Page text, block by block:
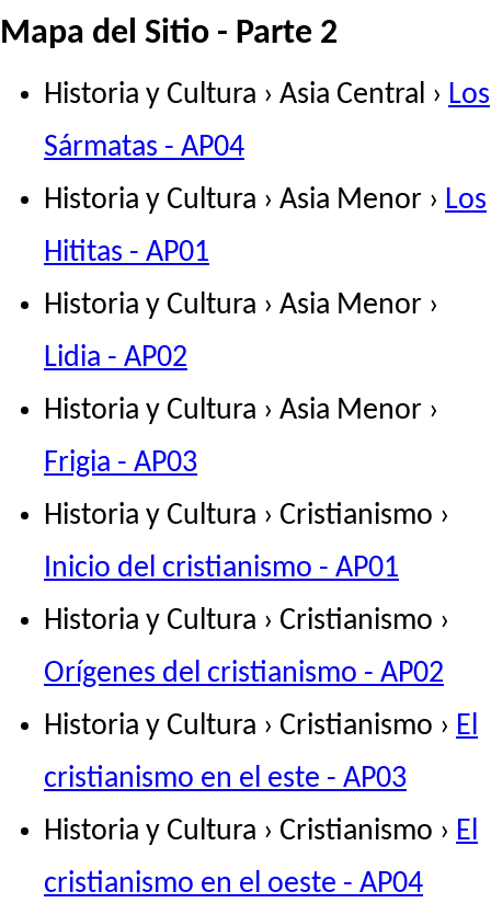
Mapa del Sitio - Parte 2
Historia y Cultura › Asia Central › Los
Sármatas - AP04
Historia y Cultura › Asia Menor › Los
Hititas - AP01
Historia y Cultura › Asia Menor ›
Lidia - AP02
Historia y Cultura › Asia Menor ›
Frigia - AP03
Historia y Cultura › Cristianismo ›
Inicio del cristianismo - AP01
Historia y Cultura › Cristianismo ›
Orígenes del cristianismo - AP02
Historia y Cultura › Cristianismo › El
cristianismo en el este - AP03
Historia y Cultura › Cristianismo › El
cristianismo en el oeste - AP04